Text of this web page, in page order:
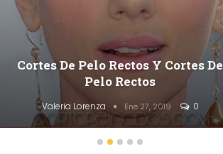
Cortes De Pelo Rectos Y Cortes De
Pelo Rectos
Valeria Lorenza Ene 27, 2019 0